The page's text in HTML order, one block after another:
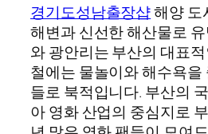
경기도성남출장샵해양 도
해변과 신선한 해산물로
와 광안리는 부산의 대표
철에는 물놀이와 해수욕을
들로 북적입니다. 부산의
아 영화 산업의 중심지로